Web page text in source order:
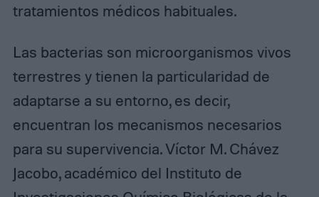
tratamientos médicos habituales.
Las bacterias son microorganismos vivos
terrestres y tienen la particularidad de
adaptarse a su entorno, es decir,
encuentran los mecanismos necesarios
para su supervivencia. Víctor M. Chávez
Jacobo, académico del Instituto de